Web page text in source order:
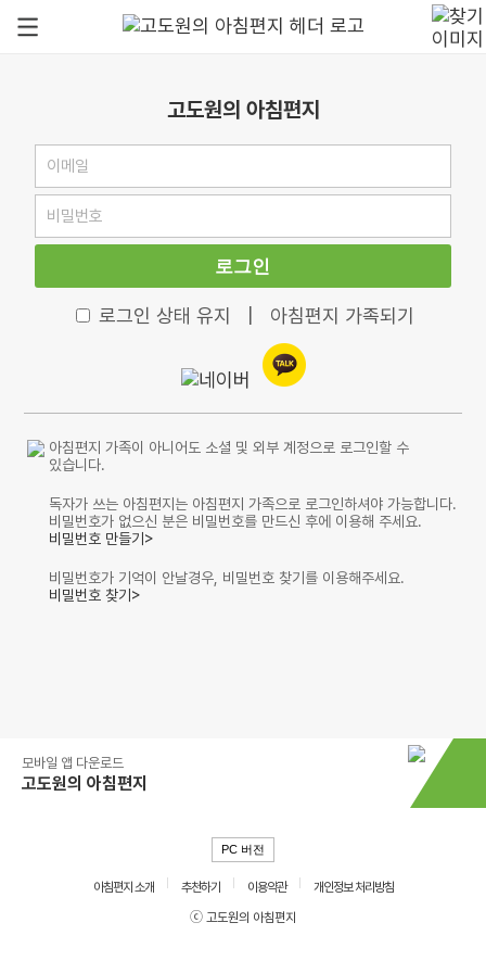
고도원의 아침편지
로그인
로그인 상태 유지 아침편지 가족되기
아침편지 가족이 아니어도 소셜 및 외부 계정으로 로그인할 수
있습니다.
독자가 쓰는 아침편지는 아침편지 가족으로 로그인하셔야 가능합니다.
비밀번호가 없으신 분은 비밀번호를 만드신 후에 이용해 주세요.
비밀번호 만들기>
비밀번호가 기억이 안날경우, 비밀번호 찾기를 이용해주세요.
비밀번호 찾기>
모바일 앱 다운로드
고도원의 아침편지
PC 버전
아침편지 소개 추천하기 이용약관
개인정보 처리방침
ⓒ 고도원의 아침편지